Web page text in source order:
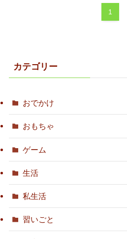
1
カテゴリー
おでかけ
おもちゃ
ゲーム
生活
私生活
習いごと